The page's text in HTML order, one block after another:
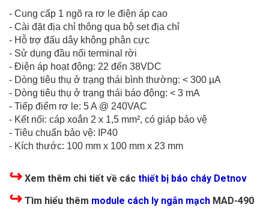
- Cung cấp 1 ngõ ra rơ le điện áp cao
- Cài đặt địa chỉ thông qua bộ set địa chỉ
- Hỗ trợ đấu dây không phân cực
- Sử dụng đầu nối terminal rời
- Điện áp hoạt động: 22 đến 38VDC
- Dòng tiêu thụ ở trạng thái bình thường: < 300 µA
- Dòng tiêu thụ ở trạng thái báo động: < 3 mA
- Tiếp điểm rơ le: 5 A @ 240VAC
- Kết nối: cáp xoắn 2 x 1,5 mm², có giáp bảo vệ
- Tiêu chuẩn bảo vệ: IP40
- Kích thước: 100 mm x 100 mm x 23 mm
↪ Xem thêm chi tiết về các thiết bị báo cháy Detnov
↪ Tìm hiểu thêm module cách ly ngắn mạch MAD-490